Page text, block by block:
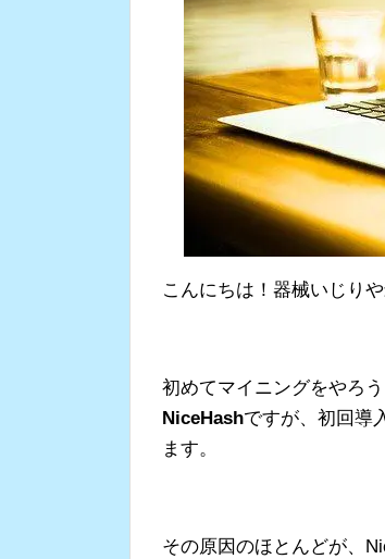
こんにちは！器械いじり
初めてマイニングをやろ
NiceHashですが、初回導
ます。
その原因のほとんどが、